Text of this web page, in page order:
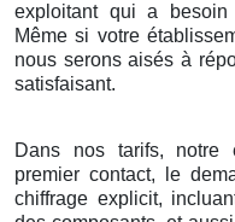
exploitant qui a besoin
Même si votre
nous serons aisés à
satisfaisant.
Dans nos tarifs, notre
premier contact, le
chiffrage explicit,